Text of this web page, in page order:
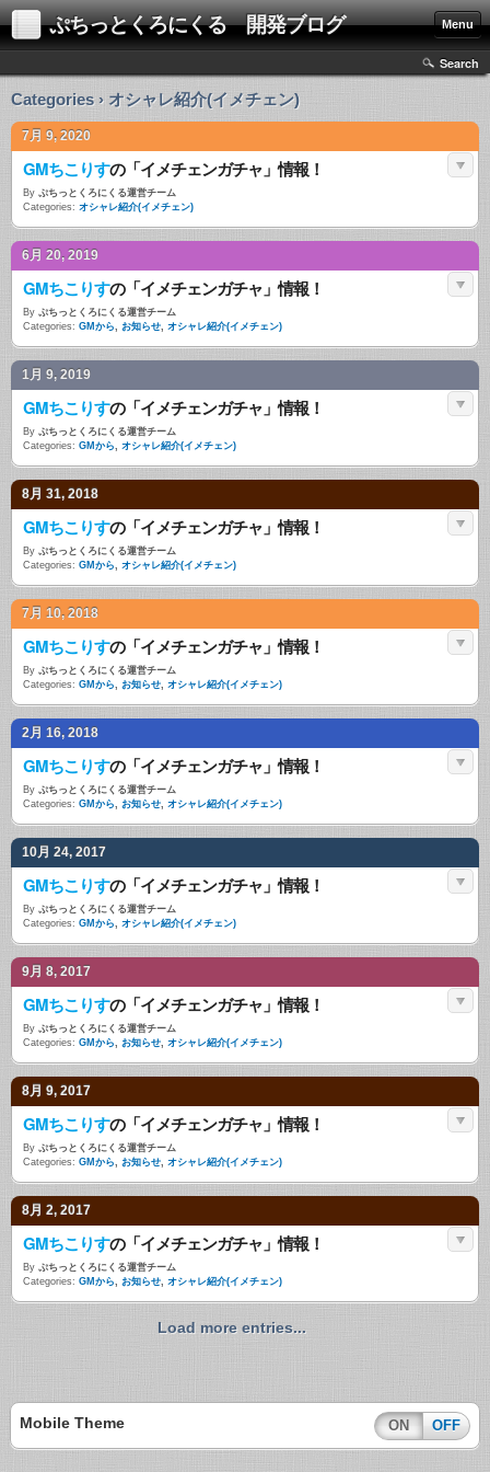
ぷちっとくろにくる 開発ブログ Menu
Search
Categories › オシャレ紹介(イメチェン)
7月 9, 2020
GMちこりすの「イメチェンガチャ」情報！
By ぷちっとくろにくる運営チーム
Categories: オシャレ紹介(イメチェン)
6月 20, 2019
GMちこりすの「イメチェンガチャ」情報！
By ぷちっとくろにくる運営チーム
Categories: GMから, お知らせ, オシャレ紹介(イメチェン)
1月 9, 2019
GMちこりすの「イメチェンガチャ」情報！
By ぷちっとくろにくる運営チーム
Categories: GMから, オシャレ紹介(イメチェン)
8月 31, 2018
GMちこりすの「イメチェンガチャ」情報！
By ぷちっとくろにくる運営チーム
Categories: GMから, オシャレ紹介(イメチェン)
7月 10, 2018
GMちこりすの「イメチェンガチャ」情報！
By ぷちっとくろにくる運営チーム
Categories: GMから, お知らせ, オシャレ紹介(イメチェン)
2月 16, 2018
GMちこりすの「イメチェンガチャ」情報！
By ぷちっとくろにくる運営チーム
Categories: GMから, お知らせ, オシャレ紹介(イメチェン)
10月 24, 2017
GMちこりすの「イメチェンガチャ」情報！
By ぷちっとくろにくる運営チーム
Categories: GMから, オシャレ紹介(イメチェン)
9月 8, 2017
GMちこりすの「イメチェンガチャ」情報！
By ぷちっとくろにくる運営チーム
Categories: GMから, お知らせ, オシャレ紹介(イメチェン)
8月 9, 2017
GMちこりすの「イメチェンガチャ」情報！
By ぷちっとくろにくる運営チーム
Categories: GMから, お知らせ, オシャレ紹介(イメチェン)
8月 2, 2017
GMちこりすの「イメチェンガチャ」情報！
By ぷちっとくろにくる運営チーム
Categories: GMから, お知らせ, オシャレ紹介(イメチェン)
Load more entries...
Mobile Theme ON OFF